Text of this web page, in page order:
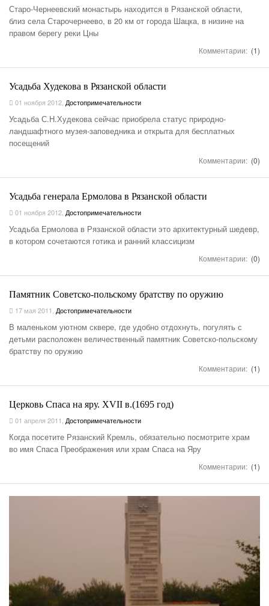
Старо-Чернеевский монастырь находится в Рязанской области,
близ села Старочернеево, в 20 км от города Шацка, в низине на
правом берегу реки Цны
Комментарии: (1)
Усадьба Худекова в Рязанской области
01 ноября 2012 Достопримечательности
Усадьба С.Н.Худекова сейчас приобрела статус природно-
ландшафтного музея-заповедника и открыта для бесплатных
посещений
Комментарии: (0)
Усадьба генерала Ермолова в Рязанской области
01 ноября 2012 Достопримечательности
Усадьба Ермолова в Рязанской области это архитектурный шедевр,
в котором сочетаются готика и ранний классицизм
Комментарии: (0)
Памятник Советско-польскому братству по оружию
17 мая 2011 Достопримечательности
В маленьком уютном сквере, где удобно отдохнуть, погулять с
детьми расположен величественный памятник Советско-польскому
братству по оружию
Комментарии: (1)
Церковь Спаса на яру. XVII в.(1695 год)
01 апреля 2011 Достопримечательности
Когда посетите Рязанский Кремль, обязательно посмотрите храм
во имя Спаса Преображения или храм Спаса на Яру
Комментарии: (1)